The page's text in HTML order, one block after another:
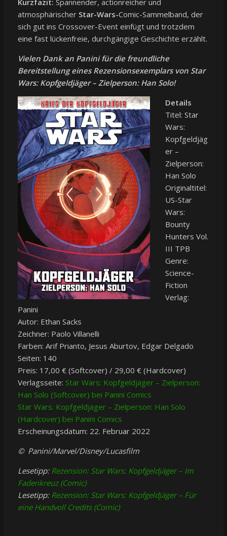
Kurzfazit: Spannender, actionreicher und
atmosphärischer Star-Wars-Comic-Sammelband, der
sich gut ins Crossover-Event einfügt und trotzdem
eine fast lückenfreie, durchgängige Geschichte erzählt.
Vielen Dank an Panini für die freundliche
Bereitstellung eines Rezensionsexemplars von Star
Wars: Kopfgeldjäger – Zielperson: Han Solo!
Details
Titel: Star
Wars:
Kopfgeldjäg
er –
Zielperson:
Han Solo
Originaltitel:
US-Star
Wars:
Bounty
Hunters Vol.
III TPB
Genre:
Science-
Fiction
Verlag:
Panini
Autor: Ethan Sacks
Zeichner: Paolo Villanelli
Farben: Arif Prianto, Jesus Aburtov, Edgar Delgado
Seiten: 140
Preis: 17,00 € (Softcover) / 29,00 € (Hardcover)
Verlagsseite: Star Wars: Kopfgeldjäger – Zielperson:
Han Solo (Softcover) bei Panini Comics
Star Wars: Kopfgeldjäger – Zielperson: Han Solo
(Hardcover) bei Panini Comics
Erscheinungsdatum: 22. Februar 2022
© Panini/Marvel/Disney/Lucasfilm
Lesetipp: Rezension: Star Wars: Kopfgeldjäger – Im
Fadenkreuz (Comic)
Lesetipp: Rezension: Star Wars: Kopfgeldjäger – Für
eine Handvoll Credits (Comic)